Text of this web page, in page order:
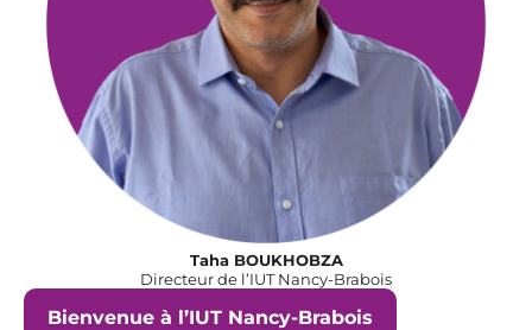
Taha BOUKHOBZA
Directeur de l’IUT Nancy-Brabois
Bienvenue à l’IUT Nancy-Brabois